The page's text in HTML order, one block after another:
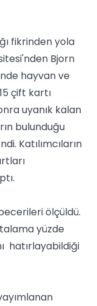
fikrinden yola
Bjorn
hayvan ve
çift kartı
uyanık kalan
bulunduğu
Katılımcıların
ölçüldü.
yüzde
hatırlayabildiği